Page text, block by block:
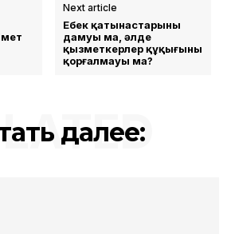
Next article
Еңбек қатынастарының
дамуы ма, әлде
қызметкерлер құқығының
қорғалмауы ма?
далее: